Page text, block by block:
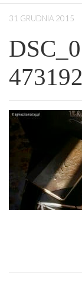
31 GRUDNIA 2015